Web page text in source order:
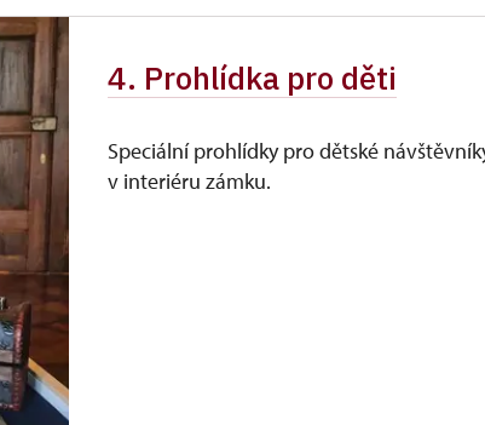
4. Prohlídka pro děti
Speciální prohlídky pro dětské
v interiéru zámku.